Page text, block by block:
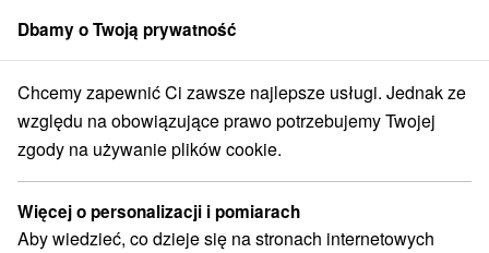
członek grupySorger
Atrakcje na Słowacji
Atrakcje na Słowacji
Dbamy o Twoją prywatność
Chcemy zapewnić Ci zawsze najlepsze usługi. Jednak ze
względu na obowiązujące prawo potrzebujemy Twojej
zgody na używanie plików cookie.
Więcej o personalizacji i pomiarach
Aby wiedzieć, co dzieje się na stronach internetowych